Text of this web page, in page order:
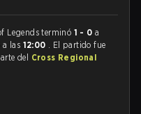
Legends terminó 1 - 0 a
a las 12:00 . El partido fue
del Cross Regional